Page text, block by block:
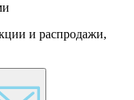
и распродажи,